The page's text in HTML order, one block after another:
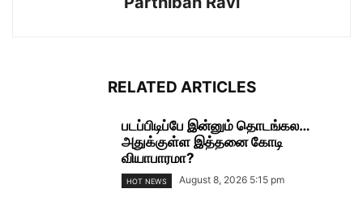
RELATED ARTICLES
படப்பிடிப்பே இன்னும் தொடங்கல…
அதுக்குள்ள இத்தனை கோடி
வியாபாரமா?
HOT NEWS August 8, 2026 5:15 pm